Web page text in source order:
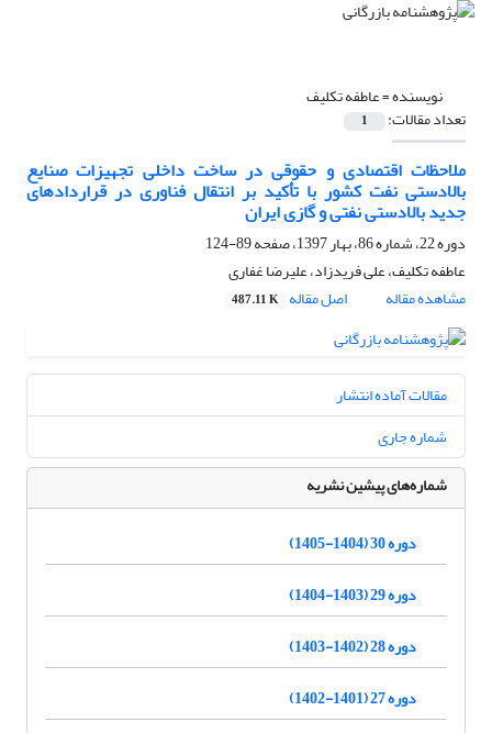
نویسنده =عاطفه تکلیف
تعداد مقالات: 1
ملاحظات اقتصادی و حقوقی در ساخت داخلی تجهیزات صنایع
بالادستی نفت کشور با تأکید بر انتقال فناوری در قراردادهای
جدید بالادستی نفتی و گازی ایران
دوره 22، شماره 86، بهار 1397، صفحه
89-124
عاطفه تکلیف، علی فریدزاد، علیرضا غفاری
مشاهده مقاله
اصل مقاله 487.11 K
مقالات آماده انتشار
شماره جاری
شماره‌های پیشین نشریه
دوره 30 (1404-1405)
دوره 29 (1403-1404)
دوره 28 (1402-1403)
دوره 27 (1401-1402)